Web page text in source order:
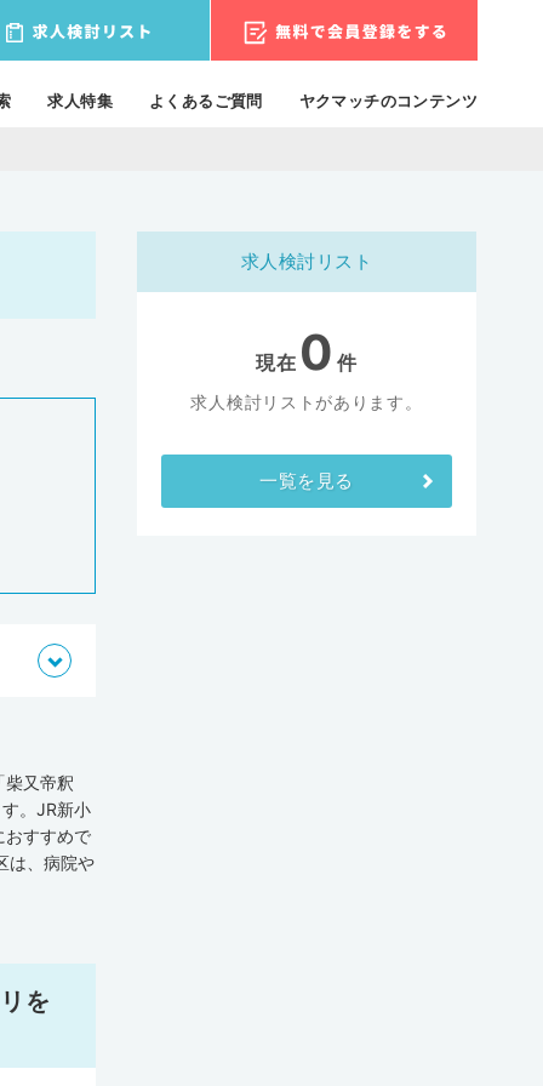
求人特集 よくあるご質問 ヤクマッチのコンテンツ
柴又帝釈
。JR新小
おすすめで
は、病院や
施設が
骨疾患な
調査・発
)でした。
を
求人検討リスト
現在 0 件
求人検討リストがあります。
一覧を見る